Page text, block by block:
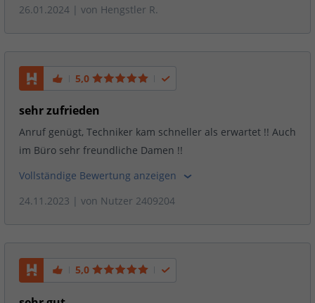
26.01.2024 | von Hengstler R.
5,0
sehr zufrieden
Anruf genügt, Techniker kam schneller als erwartet !! Auch
im Büro sehr freundliche Damen !!
Vollständige Bewertung anzeigen
24.11.2023 | von Nutzer 2409204
5,0